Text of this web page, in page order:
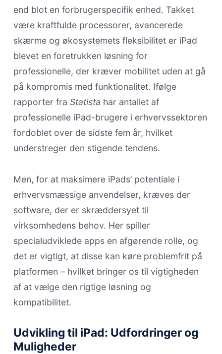
end blot en forbrugerspecifik enhed. Takket
være kraftfulde processorer, avancerede
skærme og økosystemets fleksibilitet er iPad
blevet en foretrukken løsning for
professionelle, der kræver mobilitet uden at gå
på kompromis med funktionalitet. Ifølge
rapporter fra Statista har antallet af
professionelle iPad-brugere i erhvervssektoren
fordoblet over de sidste fem år, hvilket
understreger den stigende tendens.
Men, for at maksimere iPads’ potentiale i
erhvervsmæssige anvendelser, kræves der
software, der er skræddersyet til
virksomhedens behov. Her spiller
specialudviklede apps en afgørende rolle, og
det er vigtigt, at disse kan køre problemfrit på
platformen – hvilket bringer os til vigtigheden
af at vælge den rigtige løsning og
kompatibilitet.
Udvikling til iPad: Udfordringer og
Muligheder